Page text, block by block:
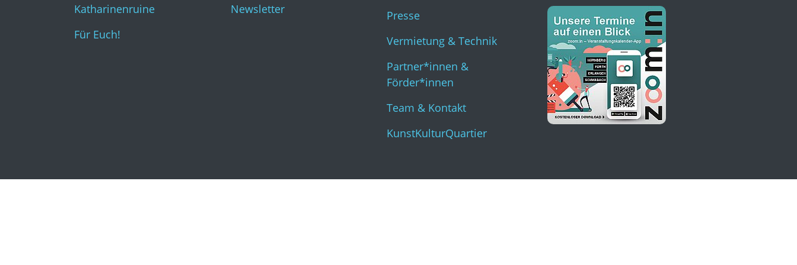
KunstKulturQuartier
Katharinenruine
Für Euch!
Newsletter
Presse
Vermietung & Technik
Partner*innen &
Förder*innen
Team & Kontakt
KunstKulturQuartier